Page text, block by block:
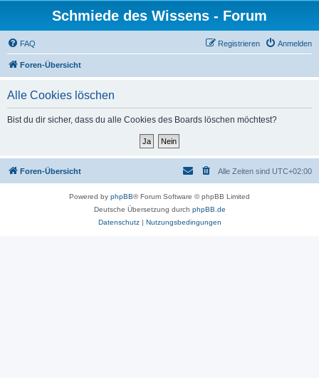
Schmiede des Wissens - Forum
FAQ Anmelden
Registrieren
Foren-Übersicht
Alle Cookies löschen
Bist du dir sicher, dass du alle Cookies des Boards löschen möchtest?
Foren-Übersicht Alle Zeiten sind UTC+02:00
Powered by phpBB® Forum Software © phpBB Limited
Deutsche Übersetzung durch phpBB.de
Datenschutz| Nutzungsbedingungen